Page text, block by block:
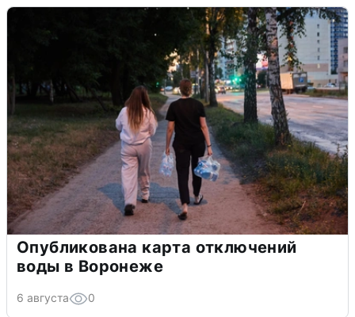
Опубликована карта отключений
воды в Воронеже
6 августа 0